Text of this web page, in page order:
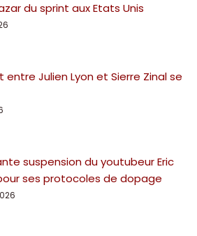
du sprint aux Etats Unis
entre Julien Lyon et Sierre Zinal se
suspension du youtubeur Eric
ses protocoles de dopage